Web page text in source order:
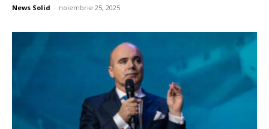
News Solid - noiembrie 25, 2025